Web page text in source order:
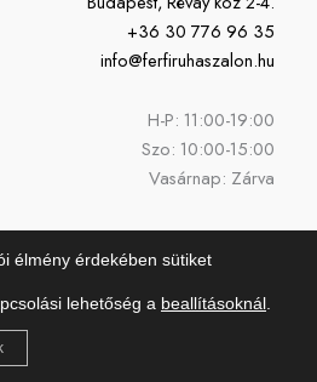
+36 30 776 96 35
info@ferfiruhaszalon.hu
H-P: 11:00-19:00
Szo: 10:00-15:00
Vasárnap: Zárva
| Powered by Férfi Ruhaszalon
élmény érdekében sütiket
lehetőség a beallításoknál